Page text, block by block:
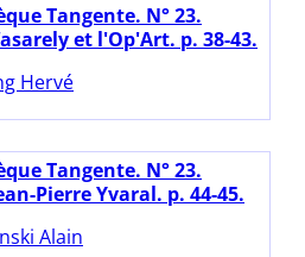
Tangente. N° 23.
et l'Op'Art. p. 38-43.
Hervé
Tangente. N° 23.
Pierre Yvaral. p. 44-45.
Alain